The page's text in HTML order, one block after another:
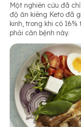
Một nghiên cứu đã
độ ăn kiêng Keto đã
kinh, trong khi có
phải căn bệnh này.